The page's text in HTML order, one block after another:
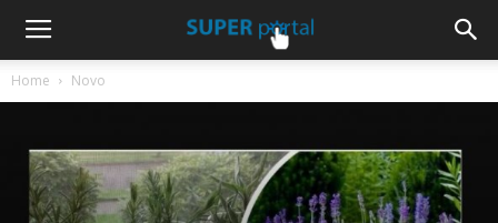
Home Novo